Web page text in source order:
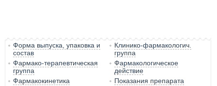
Форма выпуска, упаковка и
состав
Клинико-фармакологич.
группа
Фармако-терапевтическая
группа
Фармакологическое
действие
Фармакокинетика
Показания препарата